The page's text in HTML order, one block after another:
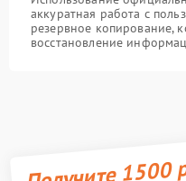
аккуратная работа с
резервное копирование,
восстановление